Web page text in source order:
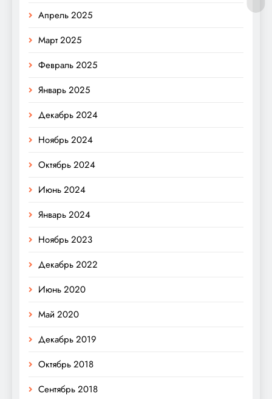
Апрель 2025
Март 2025
Февраль 2025
Январь 2025
Декабрь 2024
Ноябрь 2024
Октябрь 2024
Июнь 2024
Январь 2024
Ноябрь 2023
Декабрь 2022
Июнь 2020
Май 2020
Декабрь 2019
Октябрь 2018
Сентябрь 2018